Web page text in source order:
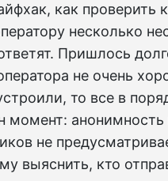
как
несколько
Пришлось
не очень
то все в
момент:
не
выяснить, кто